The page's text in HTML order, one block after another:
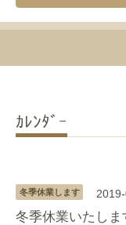
ｶﾚﾝﾀﾞｰ
冬季休業します
冬季休業いたしま